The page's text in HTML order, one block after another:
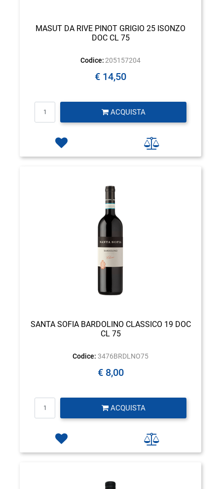
MASUT DA RIVE PINOT GRIGIO 25 ISONZO
DOC CL 75
Codice: 205157204
€ 14,50
ACQUISTA
SANTA SOFIA BARDOLINO CLASSICO 19 DOC
CL 75
Codice: 3476BRDLNO75
€ 8,00
ACQUISTA